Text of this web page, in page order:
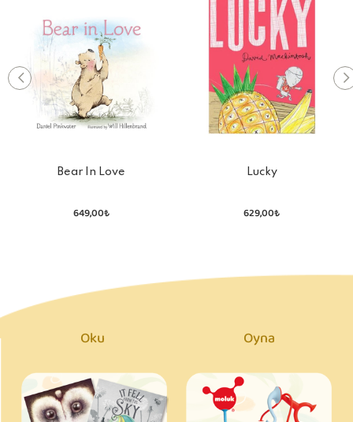
Bear In Love
649,00₺
Lucky
629,00₺
Oku Oyna